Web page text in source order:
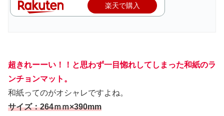
楽天で購入
超きれーーい！！と思わず一目惚れしてしまった和紙のラ
ンチョンマット。
和紙ってのがオシャレですよね。
サイズ：264ｍｍ×390mm